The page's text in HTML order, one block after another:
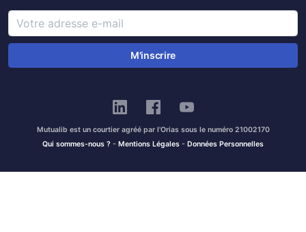
M'inscrire
Mutualib est un courtier agréé par l'Orias sous le numéro 21002170
Qui sommes-nous ? - Mentions Légales - Données Personnelles